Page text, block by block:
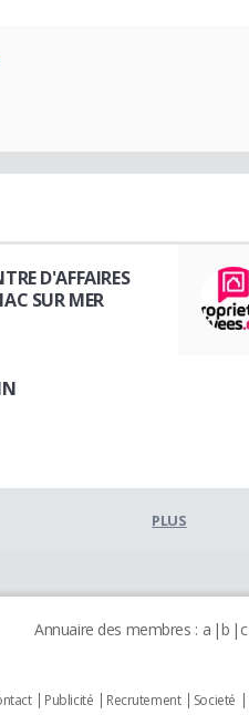
D'AFFAIRES
SUR MER
PLUS
Annuaire des membres : a b c
Publicité Recrutement Societé